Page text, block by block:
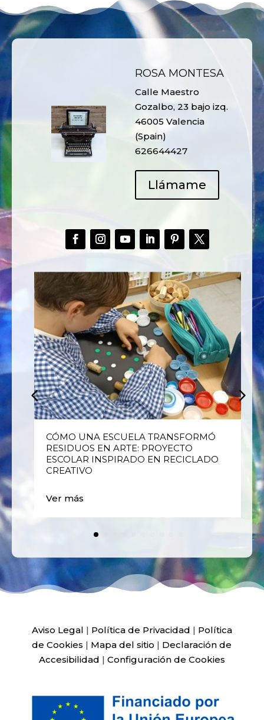
ROSA MONTESA
Calle Maestro
Gozalbo, 23 bajo izq.
46005 Valencia
(Spain)
626644427
Llámame
CÓMO UNA ESCUELA TRANSFORMÓ
RESIDUOS EN ARTE: PROYECTO
ESCOLAR INSPIRADO EN RECICLADO
CREATIVO
Ver más
Aviso Legal | Política de Privacidad | Política
de Cookies | Mapa del sitio | Declaración de
Accesibilidad | Configuración de Cookies